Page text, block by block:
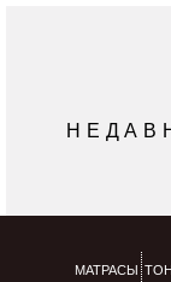
МАТРАСЫ